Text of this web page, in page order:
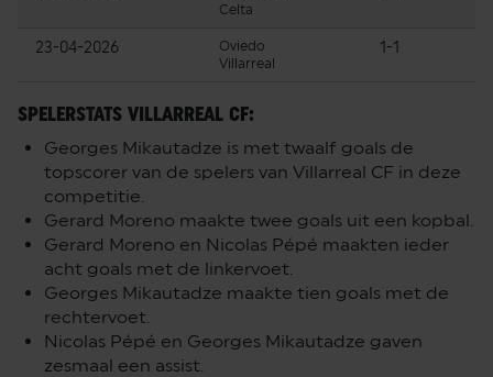
Celta
23-04-2026
Oviedo
Villarreal
1-1
SPELERSTATS VILLARREAL CF:
Georges Mikautadze is met twaalf goals de
topscorer van de spelers van Villarreal CF in deze
competitie.
Gerard Moreno maakte twee goals uit een kopbal.
Gerard Moreno en Nicolas Pépé maakten ieder
acht goals met de linkervoet.
Georges Mikautadze maakte tien goals met de
rechtervoet.
Nicolas Pépé en Georges Mikautadze gaven
zesmaal een assist.